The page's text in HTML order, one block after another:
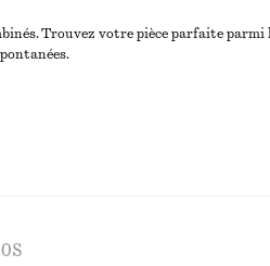
Trouvez votre pièce parfaite